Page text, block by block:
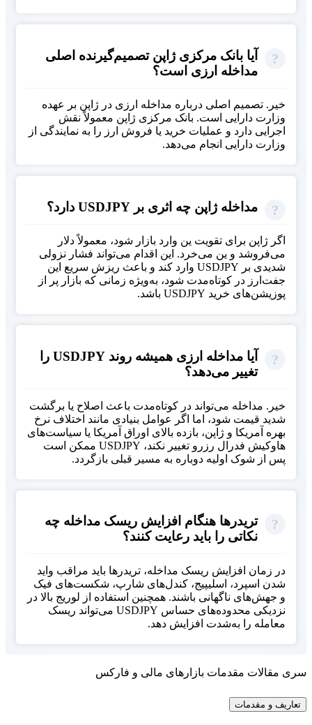
آیا بانک مرکزی ژاپن تصمیم‌گیرنده اصلی
مداخله ارزی است؟
خیر. تصمیم اصلی درباره مداخله ارزی در ژاپن بر عهده
وزارت دارایی است. بانک مرکزی ژاپن معمولاً نقش
اجرایی دارد و عملیات خرید یا فروش ارز را به نمایندگی از
وزارت دارایی انجام می‌دهد.
مداخله ژاپن چه اثری بر USDJPY دارد؟
اگر ژاپن برای تقویت ین وارد بازار شود، معمولاً دلار
می‌فروشد و ین می‌خرد. این اقدام می‌تواند فشار نزولی
شدیدی بر USDJPY وارد کند و باعث ریزش سریع این
جفت‌ارز در کوتاه‌مدت شود، به‌ویژه زمانی که بازار پر از
پوزیشن‌های خرید USDJPY باشد.
آیا مداخله ارزی همیشه روند USDJPY را
تغییر می‌دهد؟
خیر. مداخله می‌تواند در کوتاه‌مدت باعث اصلاح یا برگشت
شدید قیمت شود، اما اگر عوامل بنیادی مانند اختلاف نرخ
بهره آمریکا و ژاپن، بازده بالای اوراق آمریکا یا سیاست‌های
هاوکیش فدرال رزرو تغییر نکند، USDJPY ممکن است
پس از شوک اولیه دوباره به مسیر قبلی بازگردد.
تریدرها هنگام افزایش ریسک مداخله چه
نکاتی را باید رعایت کنند؟
در زمان افزایش ریسک مداخله، تریدرها باید مراقب واید
شدن اسپرد، اسلیپیج، کندل‌های شارپ، شکست‌های فیک
و جهش‌های ناگهانی باشند. همچنین استفاده از لوریج بالا در
نزدیکی محدوده‌های حساس USDJPY می‌تواند ریسک
معامله را به‌شدت افزایش دهد.
سری مقالات مقدمات بازارهای مالی و فارکس
تعاریف و مقدمات